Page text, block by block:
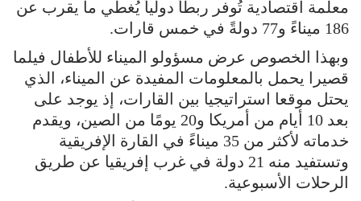
معلمة اقتصادية تُوفر ربطاً دولياً يُغطي ما يقرب عن
186 ميناءً و77 دولةً في خمس قارات.
وبهذا الخصوص عرض مسؤولو الميناء للأطفال فيلما
قصيرا يحمل بالمعلومات المفيدة عن الميناء، الذي
يحتل موقعا استراتيجيا بين القارات، إذ يوجد على
بعد 10 أيام من أمريكا و20 يومًا من الصين، ويقدم
خدماته لأكثر من 35 ميناءً في القارة الإفريقية
وتستفيد منه 21 دولة في غرب إفريقيا عن طريق
الرحلات الأسبوعية.